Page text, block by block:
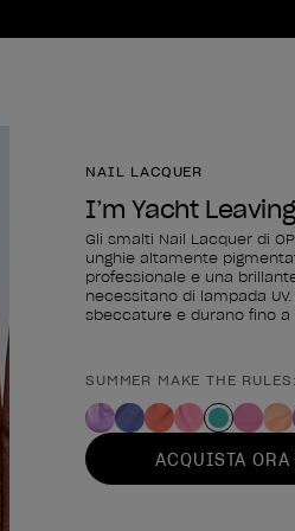
NAIL LACQUER
I’m Yacht Leaving
Gli smalti Nail Lacquer di
unghie altamente
professionale e una
necessitano di lampada
sbeccature e durano fino a
Forma del prodotto
SUMMER MAKE THE
ACQUISTA ORA